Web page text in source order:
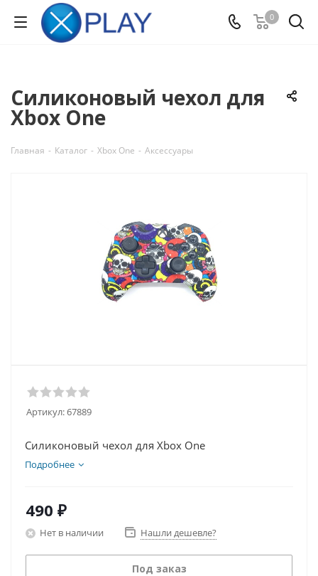
0
Силиконовый чехол для
Xbox One
Главная - Каталог - Xbox One - Аксессуары
Артикул:67889
Силиконовый чехол для Xbox One
Подробнее
490 ₽
Нет в наличии Нашли дешевле?
Под заказ